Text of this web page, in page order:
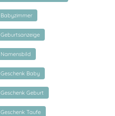
personalisierbar
Babyzimmer
Geburtsanzeige
Namensbild
Geschenk Baby
Geschenk Geburt
Geschenk Taufe